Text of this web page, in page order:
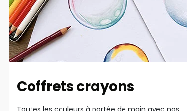
Coffrets crayons
Toutes les couleurs à portée de main avec nos